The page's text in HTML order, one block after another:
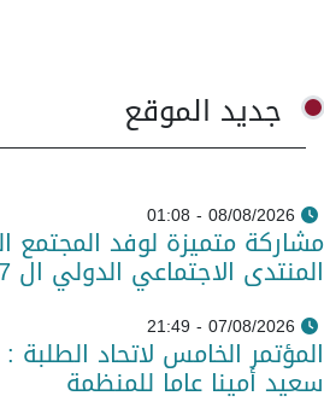
جديد الموقع
08/08/2026 - 01:08
مشاركة متميزة لوفد
المنتدى الاجتماعي الدولي ال 17 بكوتونو
07/08/2026 - 21:49
المؤتمر الخامس لاتحاد
سعيد أمينا عاما للمنظمة